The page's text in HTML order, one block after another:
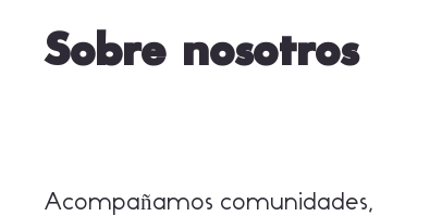
Sobre nosotros
Acompañamos comunidades,